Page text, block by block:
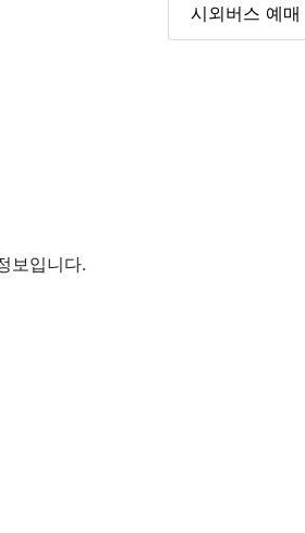
보입니다.
시외버스 예매